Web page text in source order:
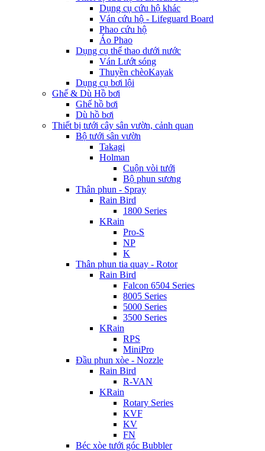
Dụng cụ cứu hộ khác
Ván cứu hộ - Lifeguard Board
Phao cứu hộ
Áo Phao
Dụng cụ thể thao dưới nước
Ván Lướt sóng
Thuyền chèoKayak
Dụng cụ bơi lội
Ghế & Dù Hồ bơi
Ghế hồ bơi
Dù hồ bơi
Thiết bị tưới cây sân vườn, cảnh quan
Bộ tưới sân vườn
Takagi
Holman
Cuộn vòi tưới
Bộ phun sương
Thân phun - Spray
Rain Bird
1800 Series
KRain
Pro-S
NP
K
Thân phun tia quay - Rotor
Rain Bird
Falcon 6504 Series
8005 Series
5000 Series
3500 Series
KRain
RPS
MiniPro
Đầu phun xòe - Nozzle
Rain Bird
R-VAN
KRain
Rotary Series
KVF
KV
FN
Béc xòe tưới góc Bubbler